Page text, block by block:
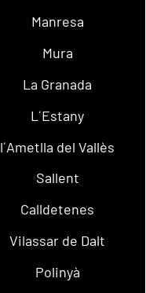
Manresa
Mura
La Granada
L´Estany
l´Ametlla del Vallès
Sallent
Calldetenes
Vilassar de Dalt
Polinyà